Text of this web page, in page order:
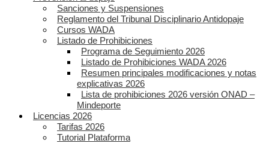
Sanciones y Suspensiones
Reglamento del Tribunal Disciplinario Antidopaje
Cursos WADA
Listado de Prohibiciones
Programa de Seguimiento 2026
Listado de Prohibiciones WADA 2026
Resumen principales modificaciones y notas
explicativas 2026
Lista de prohibiciones 2026 versión ONAD –
Mindeporte
Licencias 2026
Tarifas 2026
Tutorial Plataforma